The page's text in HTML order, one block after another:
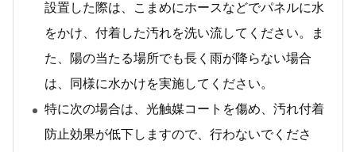
設置した際は、こまめにホースなどでパネルに水
をかけ、付着した汚れを洗い流してください。ま
た、陽の当たる場所でも長く雨が降らない場合
は、同様に水かけを実施してください。
特に次の場合は、光触媒コートを傷め、汚れ付着
防止効果が低下しますので、行わないでくださ